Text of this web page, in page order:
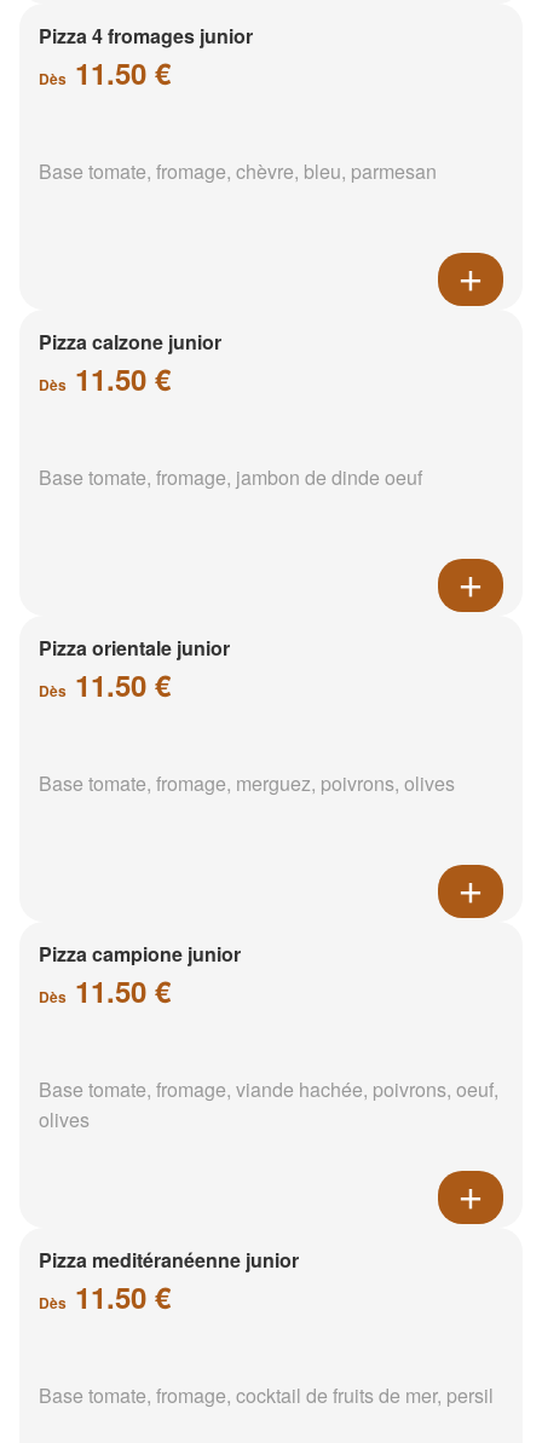
Pizza 4 fromages junior
Dès 11.50 €
Base tomate, fromage, chèvre, bleu, parmesan
Pizza calzone junior
Dès 11.50 €
Base tomate, fromage, jambon de dinde oeuf
Pizza orientale junior
Dès 11.50 €
Base tomate, fromage, merguez, poivrons, olives
Pizza campione junior
Dès 11.50 €
Base tomate, fromage, viande hachée, poivrons, oeuf,
olives
Pizza meditéranéenne junior
Dès 11.50 €
Base tomate, fromage, cocktail de fruits de mer, persil